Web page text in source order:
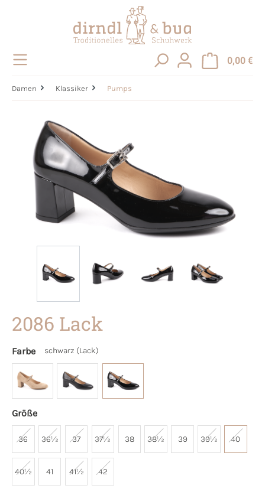
0,00 €
Damen Klassiker Pumps
Bildergalerie überspringen
2086 Lack
Farbe schwarz (Lack)
Größe
36 36½ 37 37½ 38 38½ 39 39½ 40
40½ 41 41½ 42